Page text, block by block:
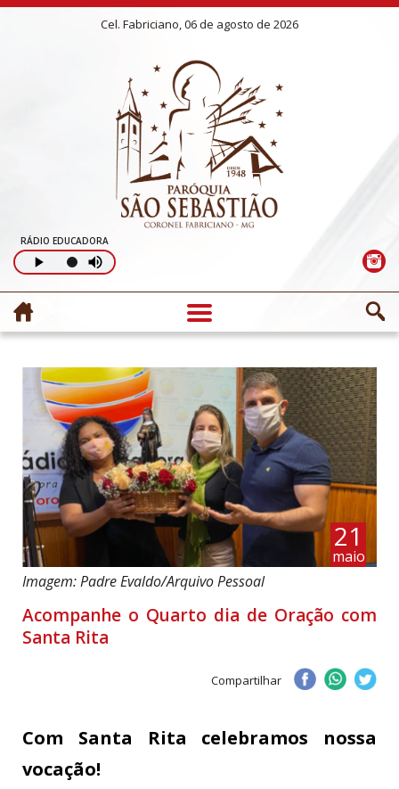
Cel. Fabriciano, 06 de agosto de 2026
RÁDIO EDUCADORA
21
maio
Imagem: Padre Evaldo/Arquivo Pessoal
Acompanhe o Quarto dia de Oração com
Santa Rita
Compartilhar
Com Santa Rita celebramos nossa
vocação!